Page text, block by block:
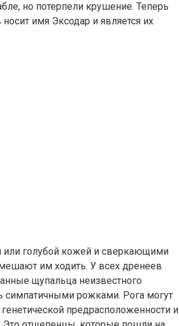
но потерпели крушение. Теперь
имя Эксодар и является их
или голубой кожей и сверкающими
им ходить. У всех дренеев
щупальца неизвестного
симпатичными рожками. Рога могут
предрасположенности и